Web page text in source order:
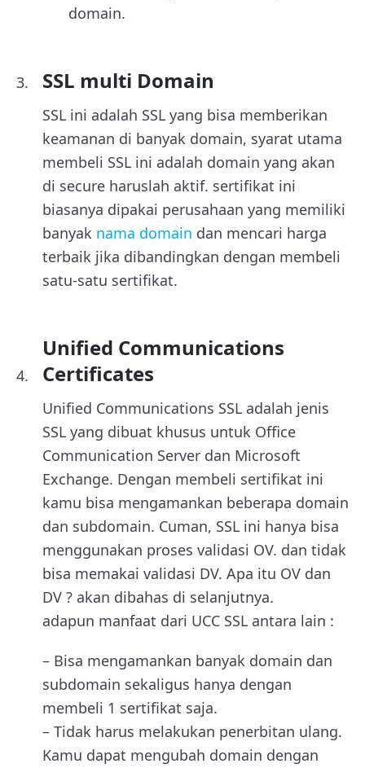
domain.
SSL multi Domain
SSL ini adalah SSL yang bisa memberikan
keamanan di banyak domain, syarat utama
membeli SSL ini adalah domain yang akan
di secure haruslah aktif. sertifikat ini
biasanya dipakai perusahaan yang memiliki
banyak nama domain dan mencari harga
terbaik jika dibandingkan dengan membeli
satu-satu sertifikat.
Unified Communications
Certificates
Unified Communications SSL adalah jenis
SSL yang dibuat khusus untuk Office
Communication Server dan Microsoft
Exchange. Dengan membeli sertifikat ini
kamu bisa mengamankan beberapa domain
dan subdomain. Cuman, SSL ini hanya bisa
menggunakan proses validasi OV. dan tidak
bisa memakai validasi DV. Apa itu OV dan
DV ? akan dibahas di selanjutnya.
adapun manfaat dari UCC SSL antara lain :
– Bisa mengamankan banyak domain dan
subdomain sekaligus hanya dengan
membeli 1 sertifikat saja.
– Tidak harus melakukan penerbitan ulang.
Kamu dapat mengubah domain dengan